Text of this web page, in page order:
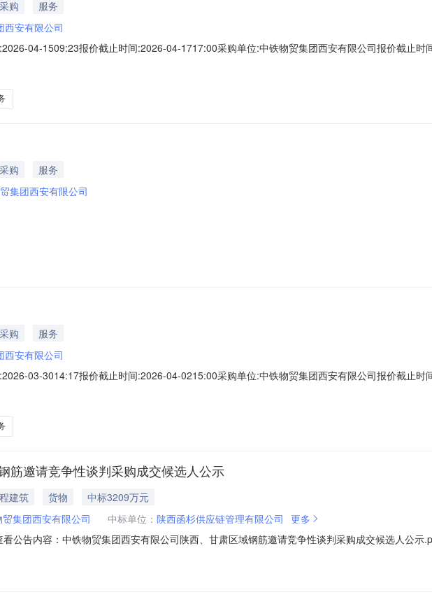
购
服务
西安有限公司
04-1509:23报价截止时间:2026-04-1717:00采购单位:中铁物贸集团西安有限公司报价截止
税号:91610132091653663N其他要求:电汇或银行承兑支付交
购
服务
集团西安有限公司
购
服务
西安有限公司
03-3014:17报价截止时间:2026-04-0215:00采购单位:中铁物贸集团西安有限公司报价截止
税号:91610132091653663N其他要求:电汇或银行承兑支付交
筋邀请竞争性谈判采购成交候选人公示
建筑 货物
中标3209万元
集团西安有限公司 中标单位： 陕西函杉供应链管理有限公司 更多
公告内容：中铁物贸集团西安有限公司陕西、甘肃区域钢筋邀请竞争性谈判采购成交候选人公示